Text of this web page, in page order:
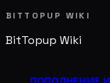
BITTOPUP WIKI
BitTopup Wiki